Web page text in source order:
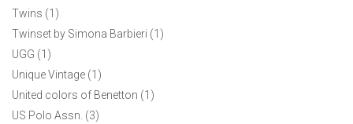
Twins (1)
Twinset by Simona Barbieri (1)
UGG (1)
Unique Vintage (1)
United colors of Benetton (1)
US Polo Assn. (3)